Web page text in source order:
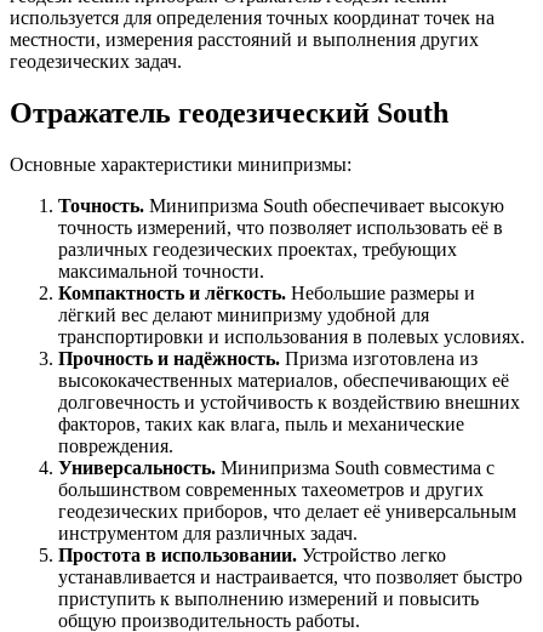
используется для определения точных координат точек на
местности, измерения расстояний и выполнения других
геодезических задач.
Отражатель геодезический South
Основные характеристики минипризмы:
Точность. Минипризма South обеспечивает высокую
точность измерений, что позволяет использовать её в
различных геодезических проектах, требующих
максимальной точности.
Компактность и лёгкость. Небольшие размеры и
лёгкий вес делают минипризму удобной для
транспортировки и использования в полевых условиях.
Прочность и надёжность. Призма изготовлена из
высококачественных материалов, обеспечивающих её
долговечность и устойчивость к воздействию внешних
факторов, таких как влага, пыль и механические
повреждения.
Универсальность. Минипризма South совместима с
большинством современных тахеометров и других
геодезических приборов, что делает её универсальным
инструментом для различных задач.
Простота в использовании. Устройство легко
устанавливается и настраивается, что позволяет быстро
приступить к выполнению измерений и повысить
общую производительность работы.